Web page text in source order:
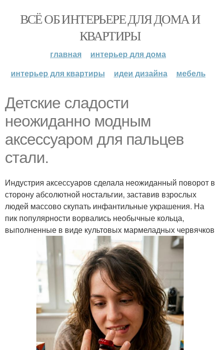
ВСЁ ОБ ИНТЕРЬЕРЕ ДЛЯ ДОМА И
КВАРТИРЫ
главная
интерьер для дома
интерьер для квартиры
идеи дизайна мебель
Детские сладости
неожиданно модным
аксессуаром для пальцев
стали.
Индустрия аксессуаров сделала неожиданный поворот в
сторону абсолютной ностальгии, заставив взрослых
людей массово скупать инфантильные украшения. На
пик популярности ворвались необычные кольца,
выполненные в виде культовых мармеладных червячков